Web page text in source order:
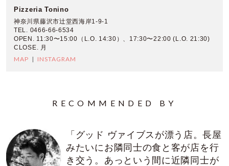
Pizzeria Tonino
神奈川県藤沢市辻堂西海岸1-9-1
TEL. 0466-66-6534
OPEN. 11:30〜15:00（L.O. 14:30）、17:30〜22:00 (L.O. 21:30)
CLOSE. 月
MAP INSTAGRAM
RECOMMENDED BY
「グッド ヴァイブスが漂う店。長屋
みたいにお隣同士の食と客が店を行
き交う。あっという間に近隣同士が